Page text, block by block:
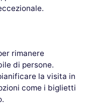
rimanere
di persone.
la visita in
come i biglietti